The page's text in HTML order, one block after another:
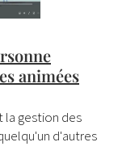
animées
la gestion des
d'autres